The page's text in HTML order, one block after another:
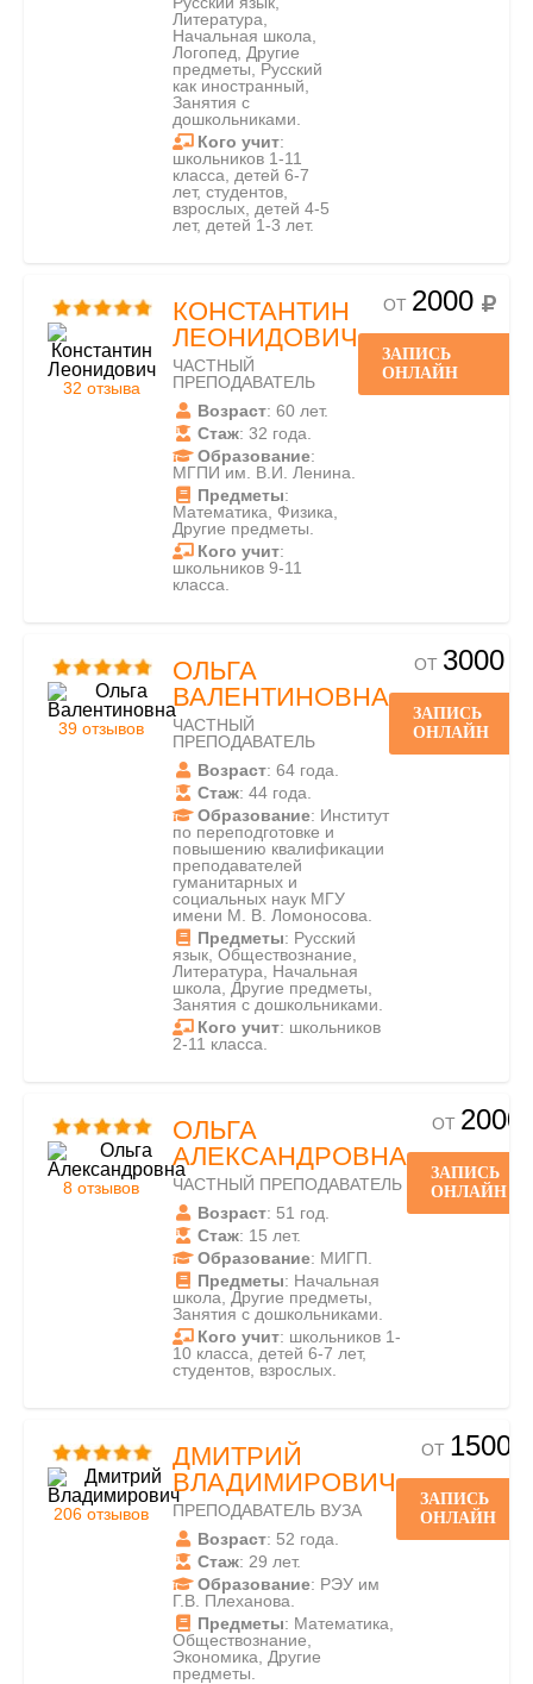
Литература,
Начальная школа,
Логопед, Другие
предметы, Русский
как иностранный,
Занятия с
дошкольниками.
Кого учит:
школьников 1-11
класса, детей 6-7
лет, студентов,
взрослых, детей 4-5
лет, детей 1-3 лет.
32 отзыва
КОНСТАНТИН
ЛЕОНИДОВИЧ
ЧАСТНЫЙ
ПРЕПОДАВАТЕЛЬ
Возраст: 60 лет.
Стаж: 32 года.
Образование:
МГПИ им. В.И. Ленина.
Предметы:
Математика, Физика,
Другие предметы.
Кого учит:
школьников 9-11
класса.
ОТ 2000
ЗАПИСЬ
ОНЛАЙН
39 отзывов
ОЛЬГА
ВАЛЕНТИНОВНА
ЧАСТНЫЙ
ПРЕПОДАВАТЕЛЬ
Возраст: 64 года.
Стаж: 44 года.
Образование: Институт
по переподготовке и
повышению квалификации
преподавателей
гуманитарных и
социальных наук МГУ
имени М. В. Ломоносова.
Предметы: Русский
язык, Обществознание,
Литература, Начальная
школа, Другие предметы,
Занятия с дошкольниками.
Кого учит: школьников
2-11 класса.
ОТ 3000
ЗАПИСЬ
ОНЛАЙН
8 отзывов
ОЛЬГА
АЛЕКСАНДРОВНА
ЧАСТНЫЙ ПРЕПОДАВАТЕЛЬ
Возраст: 51 год.
Стаж: 15 лет.
Образование: МИГП.
Предметы: Начальная
школа, Другие предметы,
Занятия с дошкольниками.
Кого учит: школьников 1-
10 класса, детей 6-7 лет,
студентов, взрослых.
ОТ 2000
ЗАПИСЬ
ОНЛАЙН
206 отзывов
ДМИТРИЙ
ВЛАДИМИРОВИЧ
ПРЕПОДАВАТЕЛЬ ВУЗА
Возраст: 52 года.
Стаж: 29 лет.
Образование: РЭУ им
Г.В. Плеханова.
Предметы: Математика,
Обществознание,
Экономика, Другие
предметы.
ОТ 1500
ЗАПИСЬ
ОНЛАЙН